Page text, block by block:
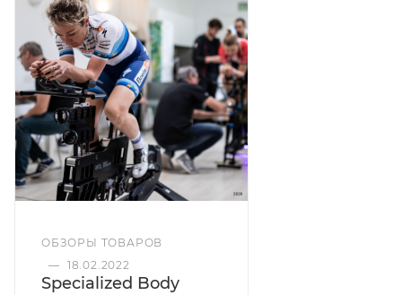
ОБЗОРЫ ТОВАРОВ
— 18.02.2022
Specialized Body